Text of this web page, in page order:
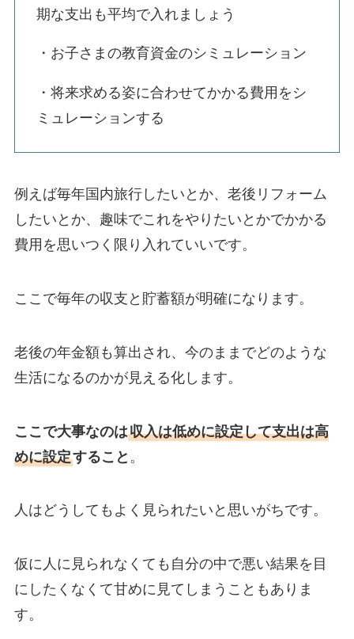
期な支出も平均で入れましょう
・お子さまの教育資金のシミュレーション
・将来求める姿に合わせてかかる費用をシ
ミュレーションする
例えば毎年国内旅行したいとか、老後リフォーム
したいとか、趣味でこれをやりたいとかでかかる
費用を思いつく限り入れていいです。
ここで毎年の収支と貯蓄額が明確になります。
老後の年金額も算出され、今のままでどのような
生活になるのかが見える化します。
ここで大事なのは収入は低めに設定して支出は高
めに設定すること 。
人はどうしてもよく見られたいと思いがちです。
仮に人に見られなくても自分の中で悪い結果を目
にしたくなくて甘めに見てしまうこともありま
す。